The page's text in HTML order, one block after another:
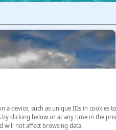
device, such as unique IDs in cookies
by clicking below or at any time in the
will not affect browsing data.